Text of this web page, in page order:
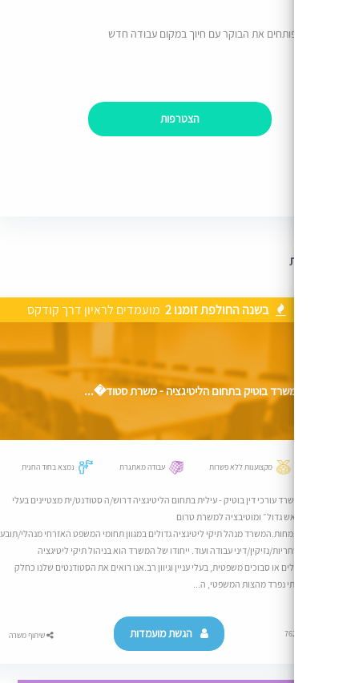
את הבוקר עם חיוך במקום עבודה חדש
בשנה החולפת זומנו 2 מועמדים לראיון דרך קודקס
בוטיק בתחום הליטיגציה - משרת סטוד�...
מקצוענות ללא פשרות עבודה מאתגרת נמצא בחוד החנית
עורכי דין בוטיק - עילית בתחום הליטיגציה דרוש/ה סטודנט/ית מצטיינים בעלי
גדול״ ומוטיבציה למשרת טרום
מנהל תיקי ליטיגציה גדולים במגוון תחומי המשפט האזרחי מנהלי/תובענות ייצוגית/תביעות
נזיקין/דיני עבודה ועוד. ייחודו של המשרד הוא בניהול תיקי ליטיגציה
או סבוכים משפטית, בעלי עניין וגיוון רב.אנו רואים את הסטודנטים שלנו כחלק
נפרד מהצות המשפטי, ה...
הגשת מועמדות